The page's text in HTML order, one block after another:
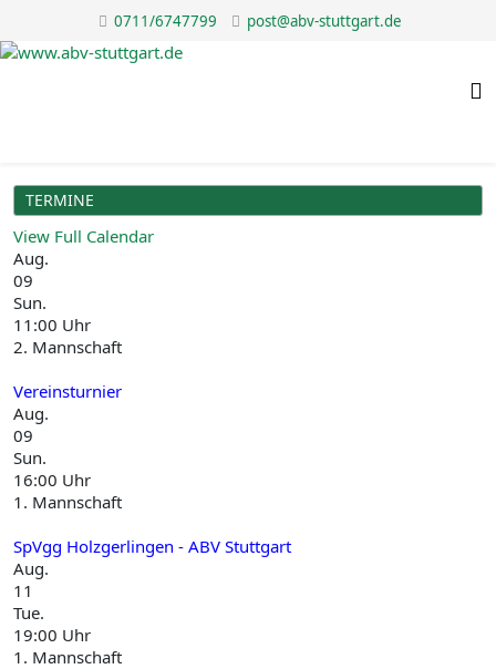
0711/6747799 post@abv-stuttgart.de
TERMINE
View Full Calendar
Aug.
09
Sun.
11:00 Uhr
2. Mannschaft
Vereinsturnier
Aug.
09
Sun.
16:00 Uhr
1. Mannschaft
SpVgg Holzgerlingen - ABV Stuttgart
Aug.
11
Tue.
19:00 Uhr
1. Mannschaft